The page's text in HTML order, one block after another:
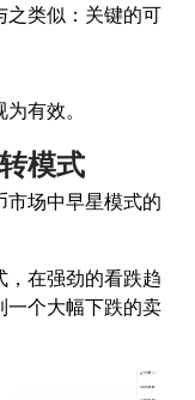
之类似：关键的可
有效。
模式
市场中早星模式的
，在强劲的看跌趋
一个大幅下跌的卖